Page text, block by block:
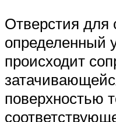
Отверстия для
определенный
происходит
поверхностью